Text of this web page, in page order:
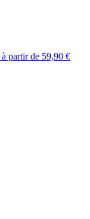
à partir de 59,90 €